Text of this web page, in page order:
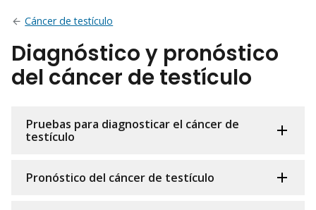
Cáncer de testículo
Diagnóstico y pronóstico
del cáncer de testículo
Pruebas para diagnosticar el cáncer de
testículo
Pronóstico del cáncer de testículo